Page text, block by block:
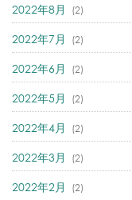
2022年8月 (2)
2022年7月 (2)
2022年6月 (2)
2022年5月 (2)
2022年4月 (2)
2022年3月 (2)
2022年2月 (2)